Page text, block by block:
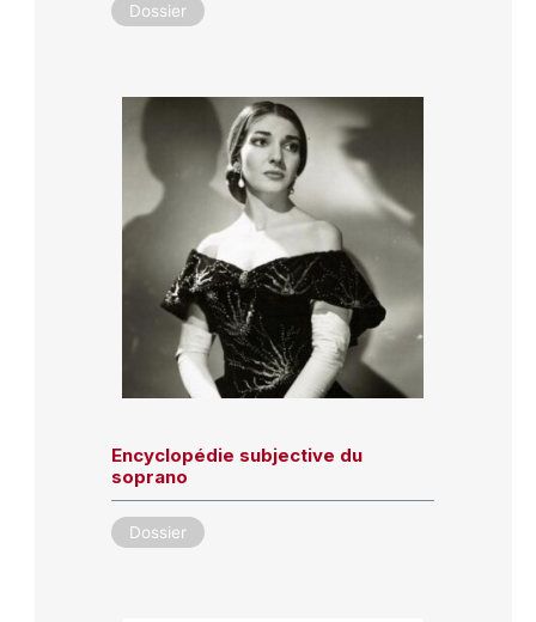
Dossier
Encyclopédie subjective du
soprano
Dossier